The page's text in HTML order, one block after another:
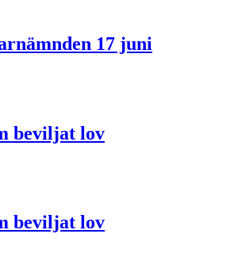
17 juni
beviljat lov
beviljat lov